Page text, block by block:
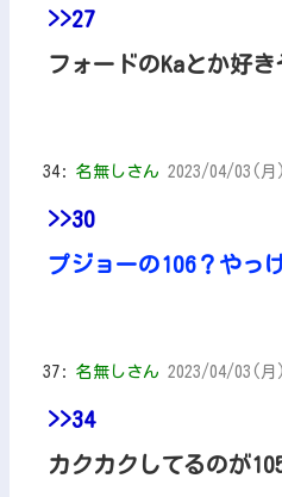
>>27
フォードのKaとか好き
34: 名無しさん 2023/04/03(
>>30
プジョーの106？やっ
37: 名無しさん 2023/04/03(月
>>34
カクカクしてるのが